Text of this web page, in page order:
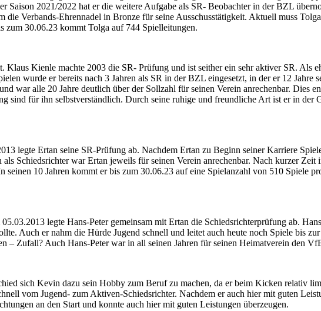
Saison 2021/2022 hat er die weitere Aufgabe als SR- Beobachter in der BZL
Verbands-Ehrennadel in Bronze für seine Ausschusstätigkeit. Aktuell muss
zum 30.06.23 kommt Tolga auf 744 Spielleitungen.
Kienle machte 2003 die SR- Prüfung und ist seither ein sehr aktiver SR. Als
wurde er bereits nach 3 Jahren als SR in der BZL eingesetzt, in der er 12 Jahre
war alle 20 Jahre deutlich über der Sollzahl für seinen Verein anrechenbar. Dies
sind für ihn selbstverständlich. Durch seine ruhige und freundliche Art ist er in der
legte Ertan seine SR-Prüfung ab. Nachdem Ertan zu Beginn seiner Karriere
Schiedsrichter war Ertan jeweils für seinen Verein anrechenbar. Nach kurzer
10 Jahren kommt er bis zum 30.06.23 auf eine Spielanzahl von 510 Spiele
legte Hans-Peter gemeinsam mit Ertan die Schiedsrichterprüfung ab.
Auch er nahm die Hürde Jugend schnell und leitet auch heute noch Spiele bis
– Zufall? Auch Hans-Peter war in all seinen Jahren für seinen Heimatverein den
sich Kevin dazu sein Hobby zum Beruf zu machen, da er beim Kicken relativ
vom Jugend- zum Aktiven-Schiedsrichter. Nachdem er auch hier mit guten
an den Start und konnte auch hier mit guten Leistungen überzeugen.